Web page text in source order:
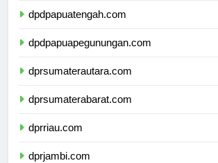
dpdpapuatengah.com
dpdpapuapegunungan.com
dprsumaterautara.com
dprsumaterabarat.com
dprriau.com
dprjambi.com